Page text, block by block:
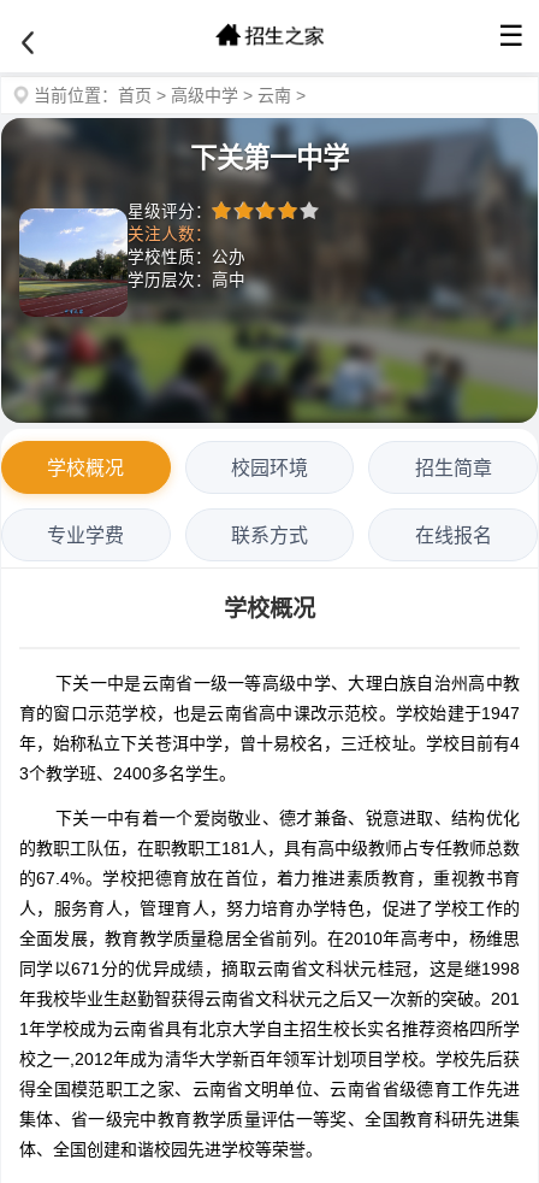
☰
当前位置： 首页 > 高级中学 > 云南 >
下关第一中学
星级评分：
关注人数：
学校性质：公办
学历层次：高中
学校概况 校园环境 招生简章
专业学费 联系方式 在线报名
学校概况
下关一中是云南省一级一等高级中学、大理白族自治州高中教
育的窗口示范学校，也是云南省高中课改示范校。学校始建于1947
年，始称私立下关苍洱中学，曾十易校名，三迁校址。学校目前有4
3个教学班、2400多名学生。
下关一中有着一个爱岗敬业、德才兼备、锐意进取、结构优化
的教职工队伍，在职教职工181人，具有高中级教师占专任教师总数
的67.4%。学校把德育放在首位，着力推进素质教育，重视教书育
人，服务育人，管理育人，努力培育办学特色，促进了学校工作的
全面发展，教育教学质量稳居全省前列。在2010年高考中，杨维思
同学以671分的优异成绩，摘取云南省文科状元桂冠，这是继1998
年我校毕业生赵勤智获得云南省文科状元之后又一次新的突破。201
1年学校成为云南省具有北京大学自主招生校长实名推荐资格四所学
校之一,2012年成为清华大学新百年领军计划项目学校。学校先后获
得全国模范职工之家、云南省文明单位、云南省省级德育工作先进
集体、省一级完中教育教学质量评估一等奖、全国教育科研先进集
体、全国创建和谐校园先进学校等荣誉。